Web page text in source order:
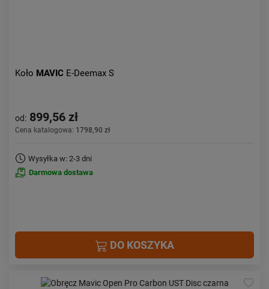
Koło MAVIC E-Deemax S
od: 899,56 zł
Cena katalogowa: 1798,90 zł
Wysyłka w: 2-3 dni
Darmowa dostawa
DO KOSZYKA